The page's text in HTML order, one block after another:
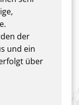
der
und ein
über